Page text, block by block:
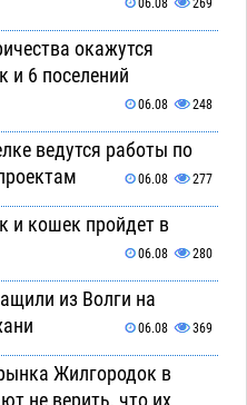
06.08 269
окажутся
и 6 поселений
06.08 248
ведутся работы по
06.08 277
и кошек пройдет в
06.08 280
из Волги на
06.08 369
Жилгородок в
не верить, что их